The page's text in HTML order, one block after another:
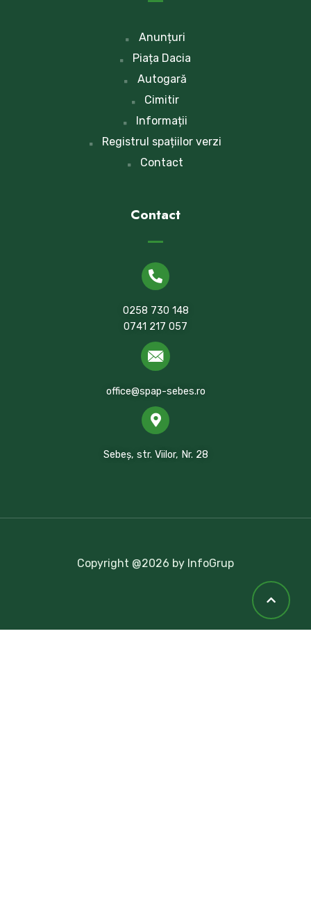
Anunțuri
Piața Dacia
Autogară
Cimitir
Informații
Registrul spațiilor verzi
Contact
Contact
0258 730 148
0741 217 057
office@spap-sebes.ro
Sebeș, str. Viilor, Nr. 28
Copyright @2026 by InfoGrup